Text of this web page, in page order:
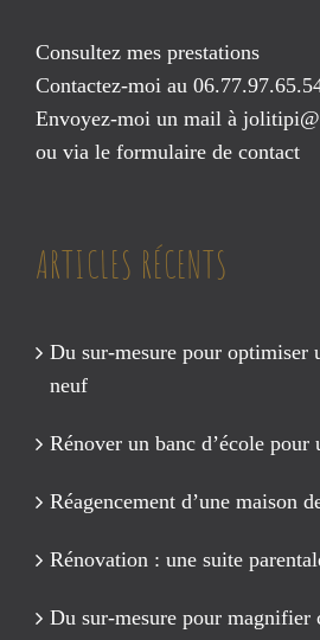
Consultez mes prestations
Contactez-moi au
Envoyez-moi un mail à
ou via le formulaire de contact
ARTICLES RÉCENTS
Du sur-mesure pour optimiser
neuf
Rénover un banc d’école pour
Réagencement d’une maison
Rénovation : une suite
Du sur-mesure pour magnifier